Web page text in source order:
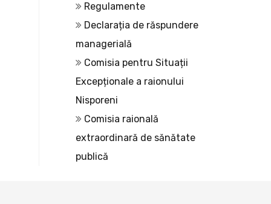
Regulamente
Declarația de răspundere
managerială
Comisia pentru Situații
Excepționale a raionului
Nisporeni
Comisia raională
extraordinară de sănătate
publică